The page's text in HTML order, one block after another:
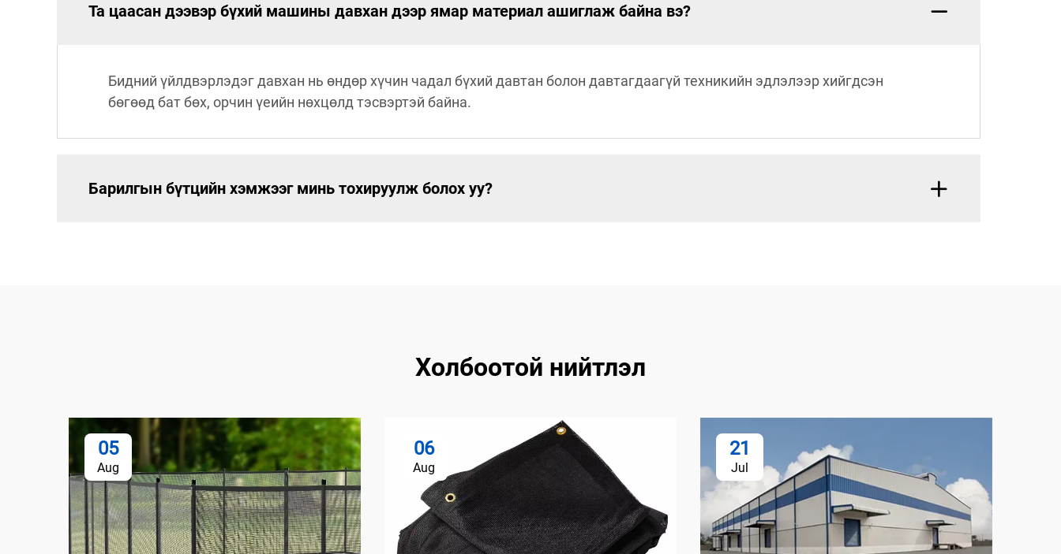
Та цаасан дээвэр бүхий машины давхан дээр ямар материал ашиглаж байна вэ?
Бидний үйлдвэрлэдэг давхан нь өндөр хүчин чадал бүхий давтан болон давтагдаагүй техникийн эдлэлээр хийгдсэн
бөгөөд бат бөх, орчин үеийн нөхцөлд тэсвэртэй байна.
Барилгын бүтцийн хэмжээг минь тохируулж болох уу?
Холбоотой нийтлэл
05
Aug
06
Aug
21
Jul